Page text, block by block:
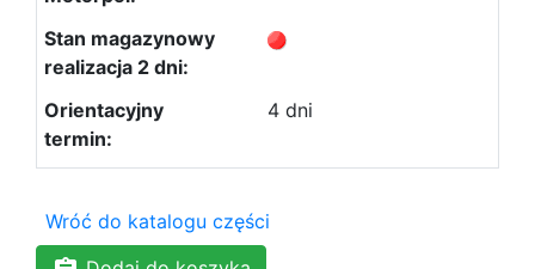
4 dni
Wróć do katalogu części